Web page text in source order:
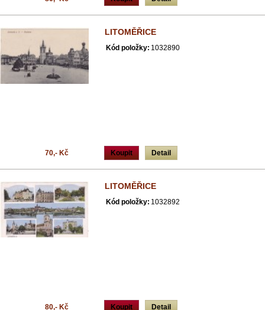
LITOMĚŘICE
Kód položky: 1032890
Koupit Detail
70,- Kč
LITOMĚŘICE
Kód položky: 1032892
Koupit Detail
80,- Kč